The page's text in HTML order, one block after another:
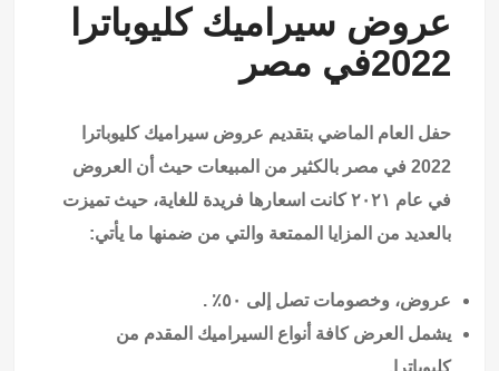
عروض سيراميك كليوباترا
2022في مصر
حفل العام الماضي بتقديم عروض سيراميك كليوباترا
2022 في مصر بالكثير من المبيعات حيث أن العروض
في عام ٢٠٢١ كانت اسعارها فريدة للغاية، حيث تميزت
بالعديد من المزايا الممتعة والتي من ضمنها ما يأتي:
عروض، وخصومات تصل إلى ٥٠٪ .
يشمل العرض كافة أنواع السيراميك المقدم من
كليوباترا.